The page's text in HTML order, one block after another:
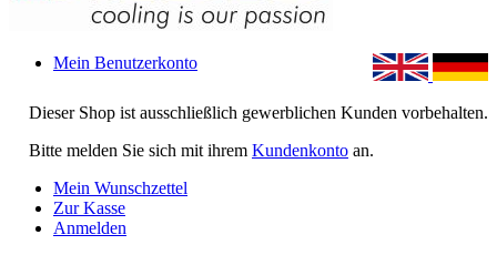
Dieser Shop ist ausschließlich gewerblichen Kunden vorbehalten.
Bitte melden Sie sich mit ihrem Kundenkonto an.
Mein Benutzerkonto
Mein Wunschzettel
Zur Kasse
Anmelden